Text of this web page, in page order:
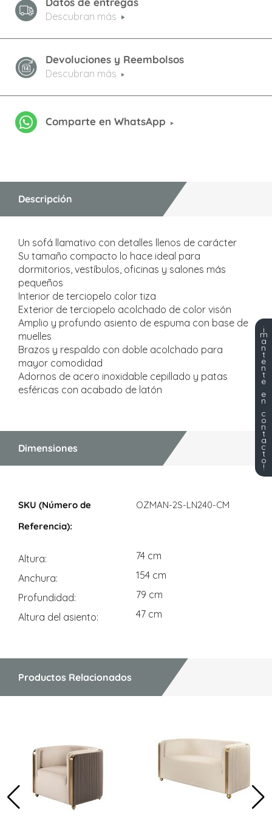
Descubran más
Devoluciones y Reembolsos
Descubran más
Comparte en WhatsApp
Descripción
Un sofá llamativo con detalles llenos de carácter
Su tamaño compacto lo hace ideal para
dormitorios, vestíbulos, oficinas y salones más
pequeños
Interior de terciopelo color tiza
Exterior de terciopelo acolchado de color visón
Amplio y profundo asiento de espuma con base de
muelles
Brazos y respaldo con doble acolchado para
mayor comodidad
Adornos de acero inoxidable cepillado y patas
esféricas con acabado de latón
Dimensiones
OZMAN-2S-LN240-CM
Altura
74 cm
Anchura
154 cm
Profundidad
79 cm
Altura del asiento
47 cm
Productos Relacionados
¡
m
a
n
t
e
n
t
e
e
n
c
o
n
t
a
c
t
o
!